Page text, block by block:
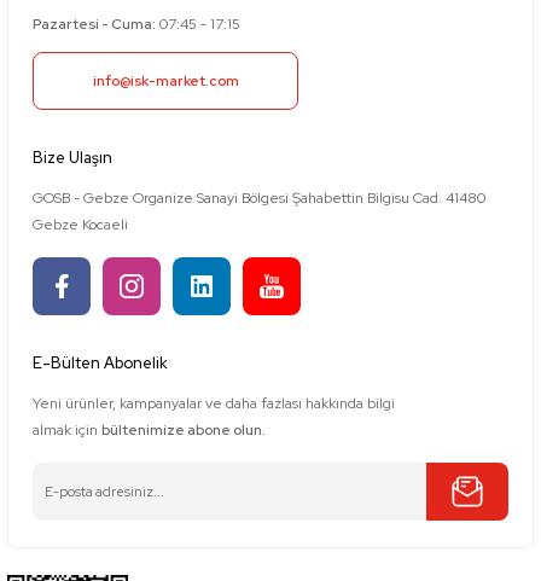
Pazartesi - Cuma: 07:45 - 17:15
info@isk-market.com
Bize Ulaşın
GOSB - Gebze Organize Sanayi Bölgesi Şahabettin Bilgisu Cad. 41480
Gebze Kocaeli
E-Bülten Abonelik
Yeni ürünler, kampanyalar ve daha fazlası hakkında bilgi
almak için bültenimize abone olun.